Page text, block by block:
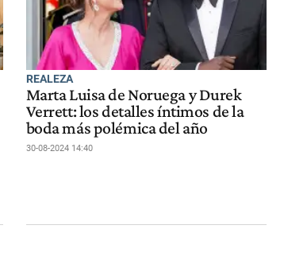
REALEZA
Marta Luisa de Noruega y Durek
Verrett: los detalles íntimos de la
boda más polémica del año
30-08-2024 14:40